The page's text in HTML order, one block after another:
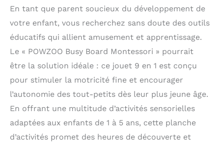
En tant que parent soucieux du développement de
votre enfant, vous recherchez sans doute des outils
éducatifs qui allient amusement et apprentissage.
Le « POWZOO Busy Board Montessori » pourrait
être la solution idéale : ce jouet 9 en 1 est conçu
pour stimuler la motricité fine et encourager
l’autonomie des tout-petits dès leur plus jeune âge.
En offrant une multitude d’activités sensorielles
adaptées aux enfants de 1 à 5 ans, cette planche
d’activités promet des heures de découverte et